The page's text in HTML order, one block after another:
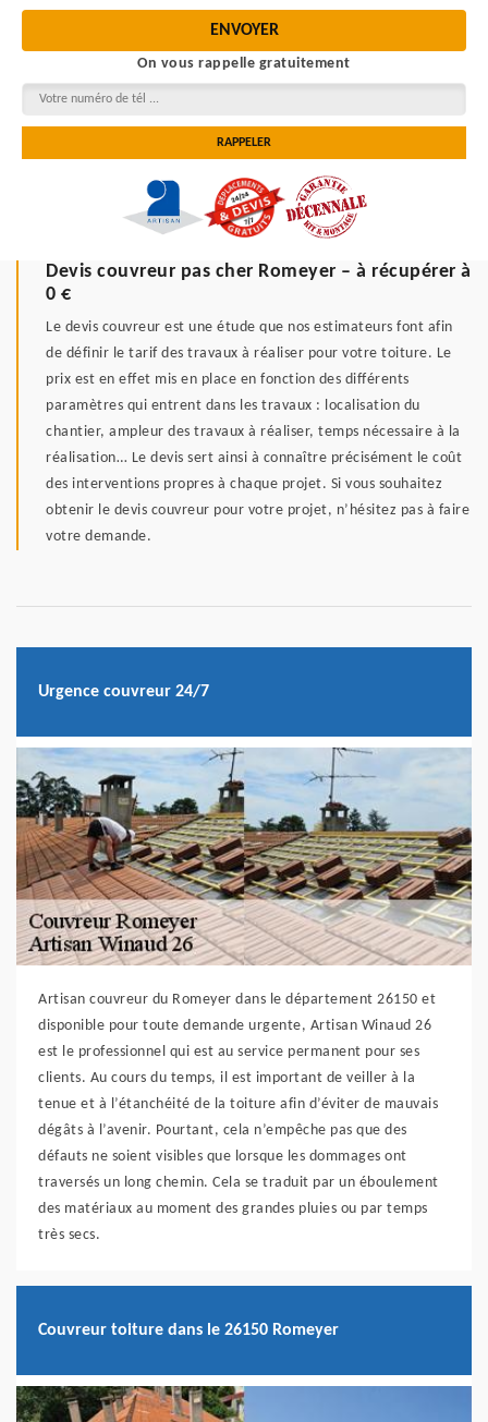
On vous rappelle gratuitement
Devis couvreur pas cher Romeyer – à récupérer à
0 €
Le devis couvreur est une étude que nos estimateurs font afin
de définir le tarif des travaux à réaliser pour votre toiture. Le
prix est en effet mis en place en fonction des différents
paramètres qui entrent dans les travaux : localisation du
chantier, ampleur des travaux à réaliser, temps nécessaire à la
réalisation… Le devis sert ainsi à connaître précisément le coût
des interventions propres à chaque projet. Si vous souhaitez
obtenir le devis couvreur pour votre projet, n’hésitez pas à faire
votre demande.
Urgence couvreur 24/7
Artisan couvreur du Romeyer dans le département 26150 et
disponible pour toute demande urgente, Artisan Winaud 26
est le professionnel qui est au service permanent pour ses
clients. Au cours du temps, il est important de veiller à la
tenue et à l’étanchéité de la toiture afin d’éviter de mauvais
dégâts à l’avenir. Pourtant, cela n’empêche pas que des
défauts ne soient visibles que lorsque les dommages ont
traversés un long chemin. Cela se traduit par un éboulement
des matériaux au moment des grandes pluies ou par temps
très secs.
Couvreur toiture dans le 26150 Romeyer